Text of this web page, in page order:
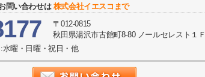
問い合わせは株式会社イエスコまで
〒012-0815
秋田県湯沢市古館町8-80 ノールセレスト１Ｆ
曜・日曜・祝日・他